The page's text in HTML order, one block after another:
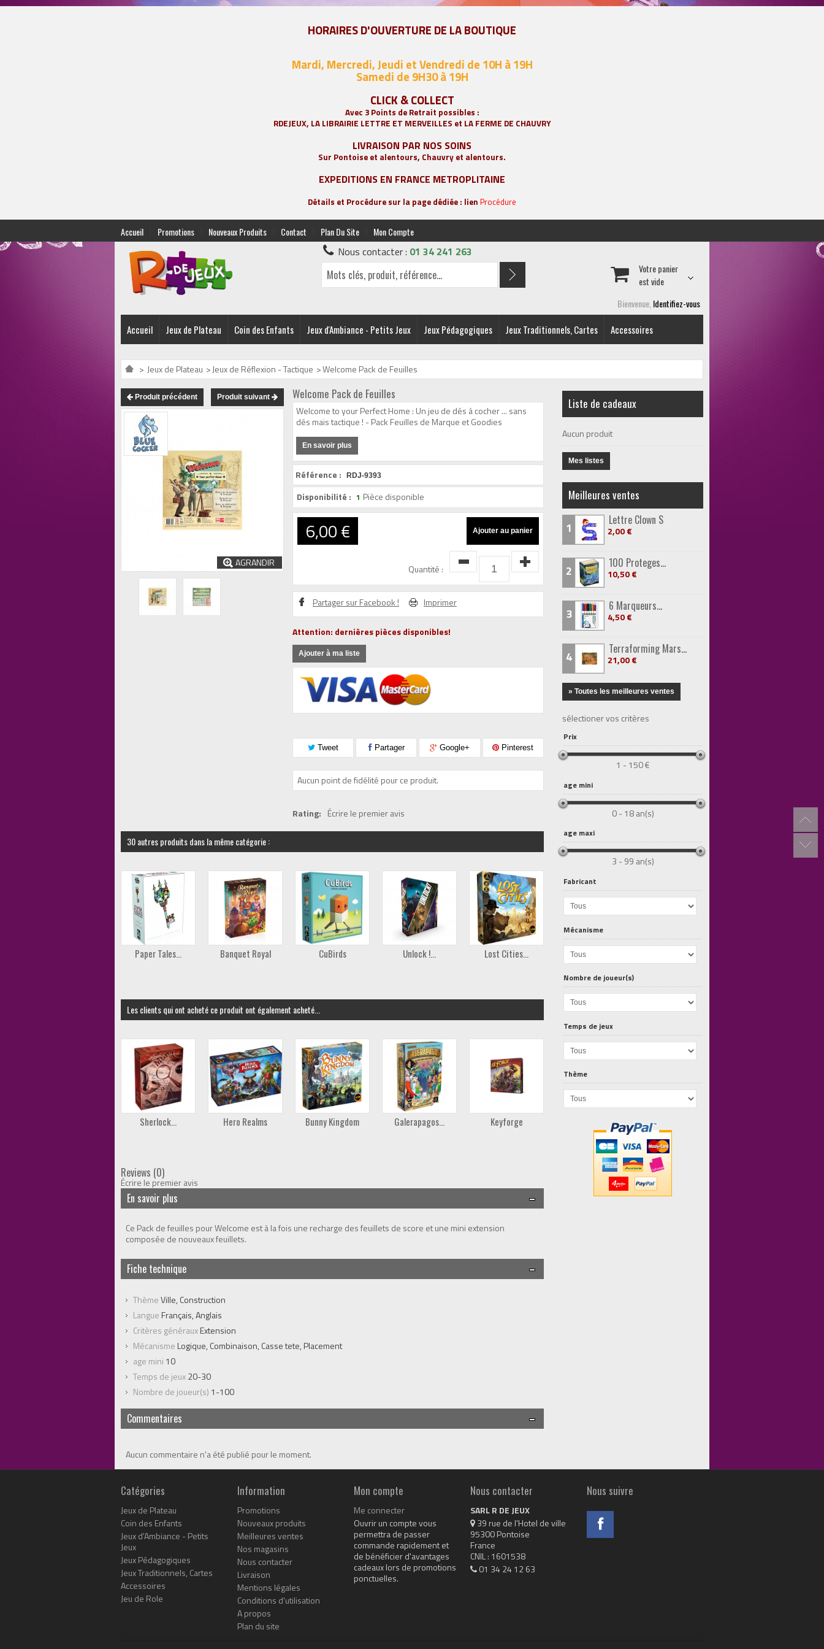
HORAIRES D'OUVERTURE DE LA BOUTIQUE
Mardi, Mercredi, Jeudi et Vendredi de 10H à 19H
Samedi de 9H30 à 19H
CLICK & COLLECT
Avec 3 Points de Retrait possibles :
RDEJEUX, LA LIBRAIRIE LETTRE ET MERVEILLES et LA FERME DE CHAUVRY
LIVRAISON PAR NOS SOINS
Sur Pontoise et alentours, Chauvry et alentours.
EXPEDITIONS EN FRANCE METROPLITAINE
Détails et Procédure sur la page dédiée : lien Procédure
Accueil Promotions Nouveaux Produits Contact Plan Du Site Mon Compte
Nous contacter : 01 34 241 263
Bienvenue, Identifiez-vous
Votre panier
est vide
Accueil Jeux de Plateau Coin des Enfants Jeux d'Ambiance - Petits Jeux Jeux Pédagogiques Jeux Traditionnels, Cartes Accessoires
> Jeux de Plateau >Jeux de Réflexion - Tactique >Welcome Pack de Feuilles
Produit précédent Produit suivant
AGRANDIR
Welcome Pack de Feuilles
Welcome to your Perfect Home : Un jeu de dés à cocher ... sans
dés mais tactique ! - Pack Feuilles de Marque et Goodies
En savoir plus
Référence : RDJ-9393
Disponibilité : 1 Pièce disponible
6,00 €
Quantité :
Partager sur Facebook ! Imprimer
Attention: dernières pièces disponibles!
Ajouter à ma liste
Tweet Partager Google+ Pinterest
Aucun point de fidélité pour ce produit.
Rating: Écrire le premier avis
30 autres produits dans la même catégorie :
Paper Tales... Banquet Royal CuBirds Unlock !... Lost Cities... Chronicles... Chronicles...
Les clients qui ont acheté ce produit ont également acheté...
Sherlock... Hero Realms Bunny Kingdom Galerapagos... Keyforge
Reviews (0)
Écrire le premier avis
En savoir plus
Ce Pack de feuilles pour Welcome est à la fois une recharge des feuillets de score et une mini extension
composée de nouveaux feuillets.
Fiche technique
ThèmeVille, Construction
Langue Français, Anglais
Critères générauxExtension
Mécanisme Logique, Combinaison, Casse tete, Placement
age mini 10
Temps de jeux20-30
Nombre de joueur(s) 1-100
Commentaires
Aucun commentaire n'a été publié pour le moment.
Liste de cadeaux
Aucun produit
Mes listes
Meilleures ventes
1 Lettre Clown S
2,00 €
2 100 Proteges...
10,50 €
3 6 Marqueurs...
4,50 €
4 Terraforming Mars...
21,00 €
» Toutes les meilleures ventes
sélectioner vos critères
Prix
1 - 150 €
age mini
0 - 18 an(s)
age maxi
3 - 99 an(s)
Fabricant
Mécanisme
Nombre de joueur(s)
Temps de jeux
Thème
Catégories
Jeux de Plateau
Coin des Enfants
Jeux d'Ambiance - Petits
Jeux
Jeux Pédagogiques
Jeux Traditionnels, Cartes
Accessoires
Jeu de Role
Information
Promotions
Nouveaux produits
Meilleures ventes
Nos magasins
Nous contacter
Livraison
Mentions légales
Conditions d'utilisation
A propos
Plan du site
Mon compte
Me connecter
Ouvrir un compte vous
permettra de passer
commande rapidement et
de bénéficier d'avantages
cadeaux lors de promotions
ponctuelles.
Nous contacter
SARL R DE JEUX
39 rue de l'Hotel de ville
95300 Pontoise
France
CNIL : 1601538
01 34 24 12 63
Nous suivre